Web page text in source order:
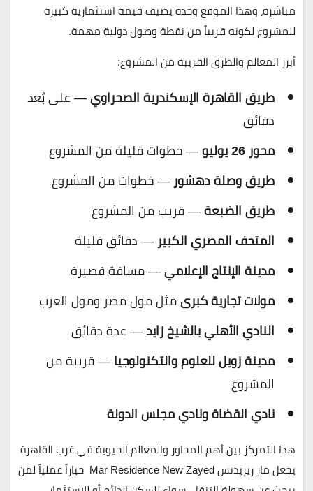
مباشرة، وهذا الموقع وحده يضيف قيمة استثمارية كبيرة
للمشروع لكونه قريباً من نقطة وصول دولية مهمة.
أبرز المعالم والطرق القريبة من المشروع:
طريق القاهرة الإسكندرية الصحراوي— على بُعد
دقائق
محور 26 يوليو
— خطوات قليلة من المشروع
طريق وصلة دهشور— خطوات من المشروع
طريق الضبعة— قريب من المشروع
المتحف المصري الكبير— دقائق قليلة
مدينة الإنتاج الإعلامي— مسافة قصيرة
مولات تجارية كبرىمثل مول مصر ومول العرب
النادي الأهلي بالشيخ زايد— عدة دقائق
مدينة زويل للعلوم والتكنولوجيا— قريبة من
المشروع
نادي القضاة ونادي مجلس الدولة
هذا التمركز بين أهم المحاور والمعالم الحيوية في غرب القاهرة
يجعلمار ريزيدنس Mar Residence New Zayed
خياراً عملياً لمن